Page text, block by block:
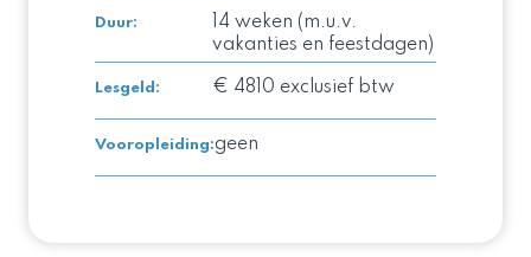
Duur:
14 weken (m.u.v.
vakanties en feestdagen)
Lesgeld : € 4810 exclusief btw
Vooropleiding:geen